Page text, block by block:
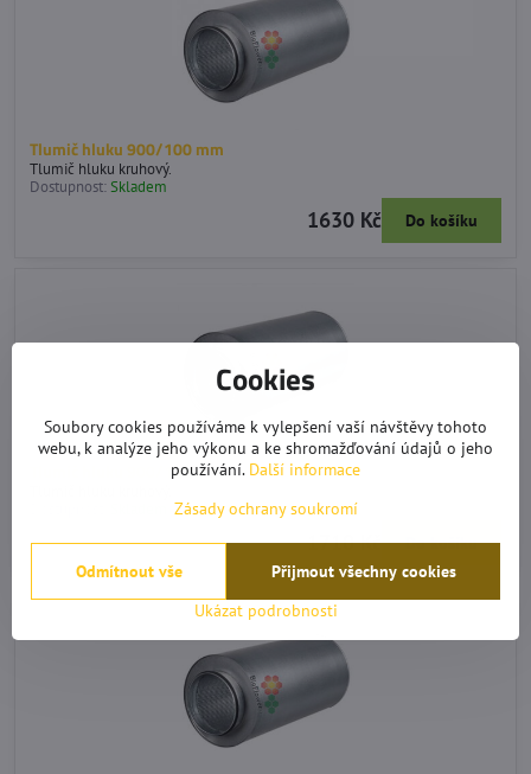
Tlumič hluku 900/100 mm
Tlumič hluku kruhový.
Dostupnost:Skladem
1630 Kč Do košíku
Tlumič hluku 900/125 mm
1710 Kč Do košíku
Cookies
Soubory cookies používáme k vylepšení vaší návštěvy tohoto
webu, k analýze jeho výkonu a ke shromažďování údajů o jeho
používání. Další informace
Zásady ochrany soukromí
Ukázat podrobnosti
Přijmout všechny cookies
Odmítnout vše